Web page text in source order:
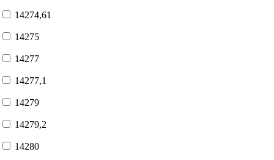
14274,61
14275
14277
14277,1
14279
14279,2
14280